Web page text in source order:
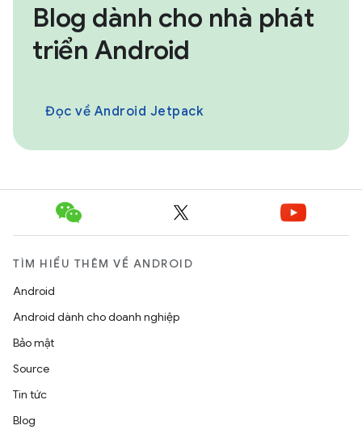
Blog dành cho nhà phát
triển Android
Đọc về Android Jetpack
TÌM HIỂU THÊM VỀ ANDROID
Android
Android dành cho doanh nghiệp
Bảo mật
Source
Tin tức
Blog